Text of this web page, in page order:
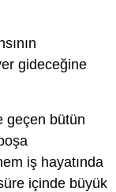
gideceğine
geçen bütün
iş hayatında
içinde büyük